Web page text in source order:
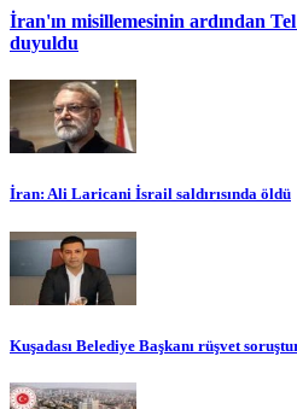
İran'ın misillemesinin ardından
duyuldu
İran: Ali Laricani İsrail saldırısında öldü
Kuşadası Belediye Başkanı rüşvet